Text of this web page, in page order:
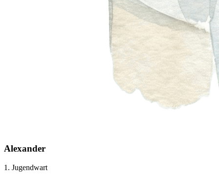
Alexander
1. Jugendwart